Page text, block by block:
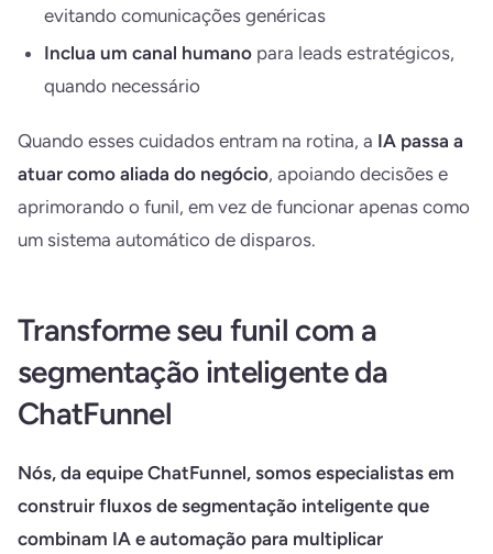
evitando comunicações genéricas
Inclua um canal humano para leads estratégicos,
quando necessário
Quando esses cuidados entram na rotina, a IA passa a
atuar como aliada do negócio, apoiando decisões e
aprimorando o funil, em vez de funcionar apenas como
um sistema automático de disparos.
Transforme seu funil com a
segmentação inteligente da
ChatFunnel
Nós, da equipe ChatFunnel, somos especialistas em
construir fluxos de segmentação inteligente que
combinam IA e automação para multiplicar